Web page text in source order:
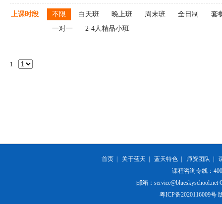
上课时段 不限 白天班 晚上班 周末班 全日制
套
一对一
2-4人精品小班
1
首页 关于蓝天 蓝天特色 师资团队
课程咨询专线：
邮箱：service@blueskyschool.net
粤ICP备2020116009号